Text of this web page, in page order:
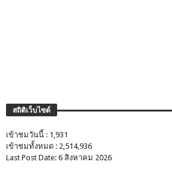
สถิติเว็บไซต์
เข้าชมวันนี้ : 1,931
เข้าชมทั้งหมด : 2,514,936
Last Post Date: 6 สิงหาคม 2026